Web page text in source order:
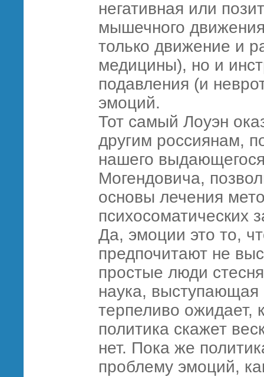
негативная или
мышечного
только движение и
медицины), но и
подавления (и
эмоций.
Тот самый Лоуэн
другим россиянам,
нашего
Могендовича,
основы лечения
психосоматических
Да, эмоции это то,
предпочитают не
простые люди
наука,
терпеливо ожидает,
политика скажет
нет. Пока же
проблему эмоций,